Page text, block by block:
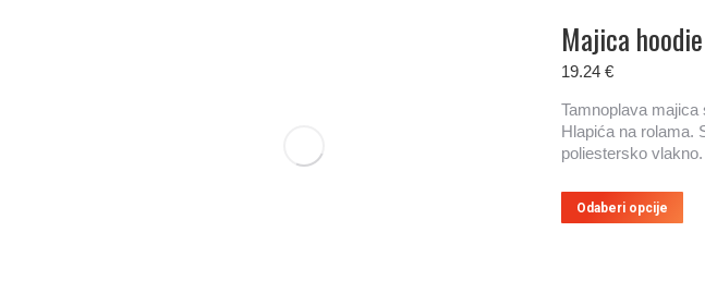
se
na
Majica
19.24 €
Tamnoplava
Hlapića na rolama.
poliestersko vlakno.
Odaberi opcije